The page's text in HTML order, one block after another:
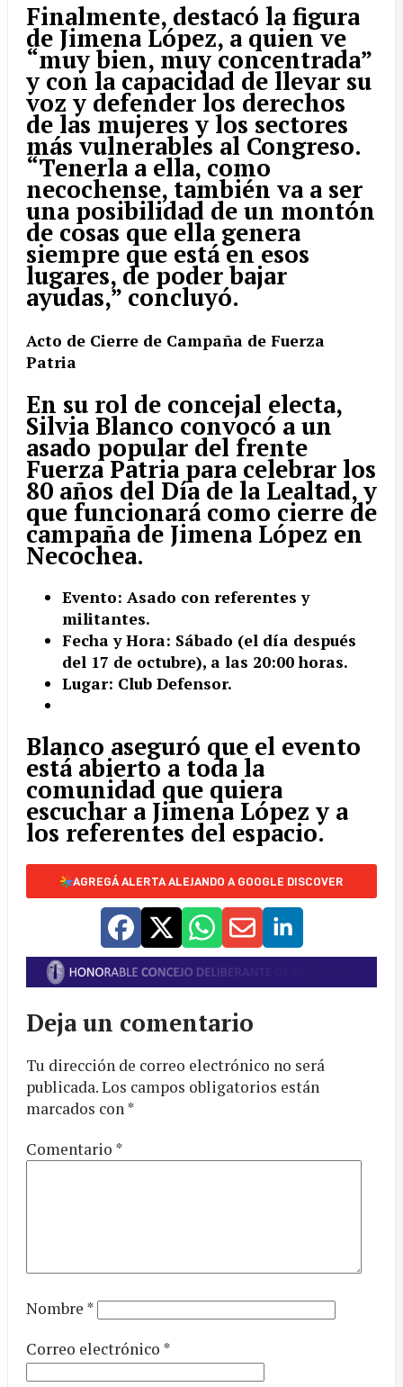
Finalmente, destacó la figura
de Jimena López, a quien ve
“muy bien, muy concentrada”
y con la capacidad de llevar su
voz y defender los derechos
de las mujeres y los sectores
más vulnerables al Congreso.
“Tenerla a ella, como
necochense, también va a ser
una posibilidad de un montón
de cosas que ella genera
siempre que está en esos
lugares, de poder bajar
ayudas,” concluyó.
Acto de Cierre de Campaña de Fuerza
Patria
En su rol de concejal electa,
Silvia Blanco convocó a un
asado popular del frente
Fuerza Patria para celebrar los
80 años del Día de la Lealtad, y
que funcionará como cierre de
campaña de Jimena López en
Necochea.
Evento: Asado con referentes y
militantes.
Fecha y Hora: Sábado (el día después
del 17 de octubre), a las 20:00 horas.
Lugar: Club Defensor.
Blanco aseguró que el evento
está abierto a toda la
comunidad que quiera
escuchar a Jimena López y a
los referentes del espacio.
AGREGÁ ALERTA ALEJANDO A GOOGLE DISCOVER
Deja un comentario
Tu dirección de correo electrónico no será
publicada.Los campos obligatorios están
marcados con*
Comentario *
Nombre *
Correo electrónico *